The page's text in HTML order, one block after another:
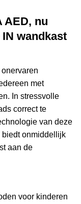
AED, nu
wandkast
met
In stressvolle
correct te
van deze
onmiddellijk
aan de
voor kinderen